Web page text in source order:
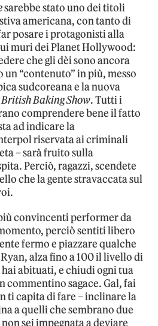
sarebbe stato uno dei titoli
americana, con tanto di
posare i protagonisti alla
muri dei Planet Hollywood:
che gli dèi sono ancora
“contenuto” in più, messo
sudcoreana e la nuova
Baking Show. Tutti i
comprendere bene il fatto
ad indicare la
riservata ai criminali
– sarà fruito sulla
Perciò, ragazzi, scendete
che la gente stravaccata sul
convincenti performer da
perciò sentiti libero
fermo e piazzare qualche
alza fino a 100 il livello di
hai abituati, e chiudi ogni tua
commentino sagace. Gal, fai
ti capita di fare – inclinare la
a quelli che sembrano due
sei impegnata a deviare